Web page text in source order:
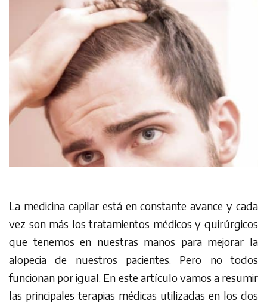
La medicina capilar está en constante avance y cada
vez son más los tratamientos médicos y quirúrgicos
que tenemos en nuestras manos para mejorar la
alopecia de nuestros pacientes. Pero no todos
funcionan por igual. En este artículo vamos a resumir
las principales terapias médicas utilizadas en los dos